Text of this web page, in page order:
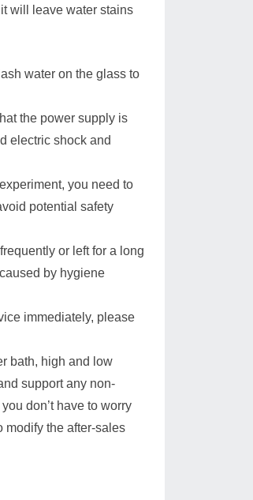
will leave water stains
water on the glass to
the power supply is
electric shock and
you need to
potential safety
or left for a long
by hygiene
immediately, please
bath, high and low
support any non-
don’t have to worry
modify the after-sales